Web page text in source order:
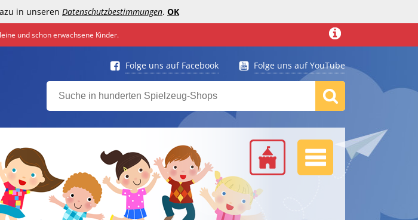
in unseren Datenschutzbestimmungen. OK
und schon erwachsene Kinder.
Folge uns auf Facebook Folge uns auf YouTube